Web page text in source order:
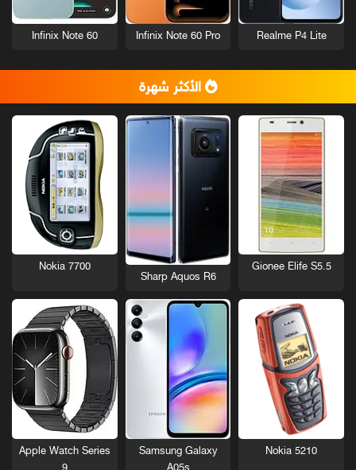
Realme P4 Lite
Infinix Note 60 Pro
Infinix Note 60
الأكثر شهرة
Gionee Elife S5.5
Sharp Aquos R6
Nokia 7700
Nokia 5210
Samsung Galaxy
Apple Watch Series